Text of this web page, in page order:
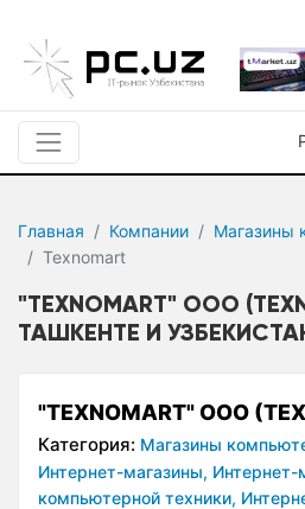
Главная Компании
Магазины
Texnomart
"TEXNOMART" OOO
ТАШКЕНТЕ И
"TEXNOMART" OOO
Категория: Магазины
Интернет-магазины, Интернет-
компьютерной техники,